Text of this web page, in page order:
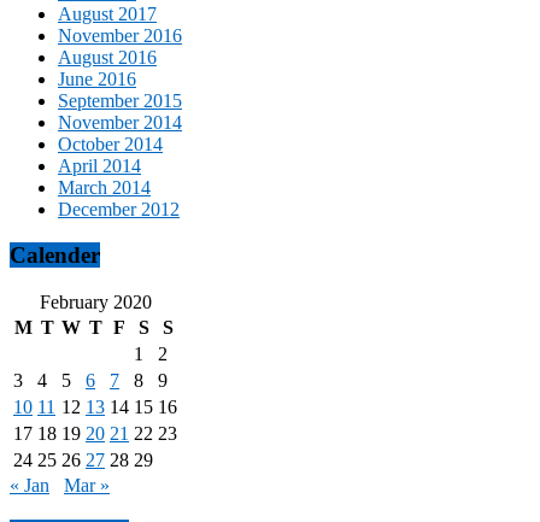
August 2017
November 2016
August 2016
June 2016
September 2015
November 2014
October 2014
April 2014
March 2014
December 2012
Calender
February 2020
M T W T F S
S
1
2
3
4 5 6 7 8
9
10 11 12 13 14 15 16
17 18 19 20 21 22 23
24 25 26 27 28 29
« Jan
Mar »